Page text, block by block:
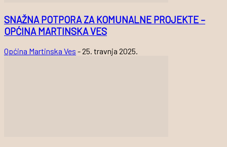
SNAŽNA POTPORA ZA KOMUNALNE PROJEKTE –
OPĆINA MARTINSKA VES
Općina Martinska Ves -25. travnja 2025.